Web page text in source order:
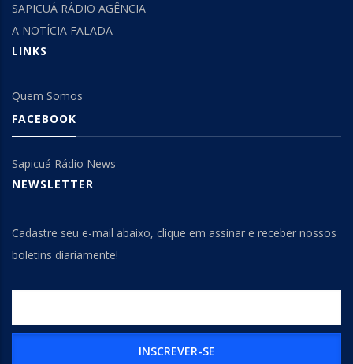
SAPICUÁ RÁDIO AGÊNCIA
A NOTÍCIA FALADA
LINKS
Quem Somos
FACEBOOK
Sapicuá Rádio News
NEWSLETTER
Cadastre seu e-mail abaixo, clique em assinar e receber nossos
boletins diariamente!